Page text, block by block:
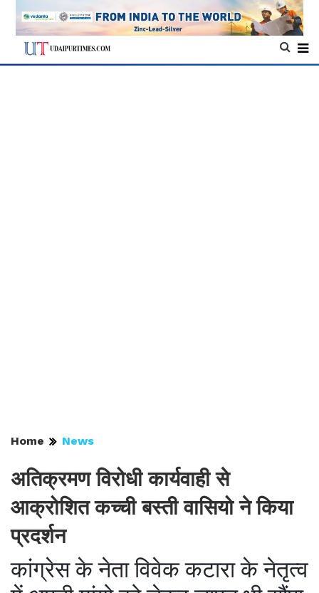
Home News
अतिक्रमण विरोधी कार्यवाही से
आक्रोशित कच्ची बस्ती वासियो ने किया
प्रदर्शन
कांग्रेस के नेता विवेक कटारा के नेतृत्व